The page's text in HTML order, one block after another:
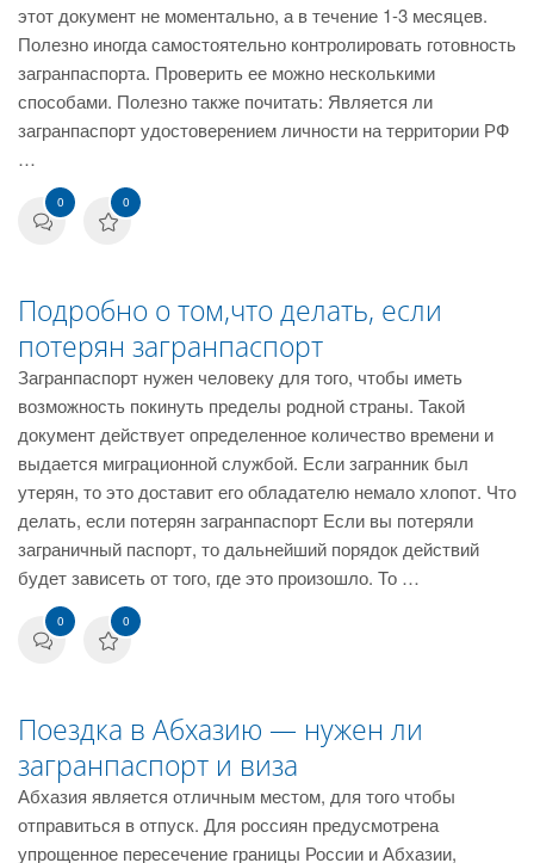
этот документ не моментально, а в течение 1-3 месяцев.
Полезно иногда самостоятельно контролировать готовность
загранпаспорта. Проверить ее можно несколькими
способами. Полезно также почитать: Является ли
загранпаспорт удостоверением личности на территории РФ
…
0 0
Подробно о том,что делать, если
потерян загранпаспорт
Загранпаспорт нужен человеку для того, чтобы иметь
возможность покинуть пределы родной страны. Такой
документ действует определенное количество времени и
выдается миграционной службой. Если загранник был
утерян, то это доставит его обладателю немало хлопот. Что
делать, если потерян загранпаспорт Если вы потеряли
заграничный паспорт, то дальнейший порядок действий
будет зависеть от того, где это произошло. То …
0 0
Поездка в Абхазию — нужен ли
загранпаспорт и виза
Абхазия является отличным местом, для того чтобы
отправиться в отпуск. Для россиян предусмотрена
упрощенное пересечение границы России и Абхазии,